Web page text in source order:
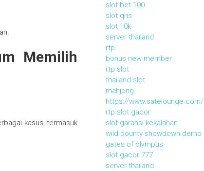
Memilih
kasus, termasuk
slot bet 100
slot qris
slot 10k
server thailand
rtp
bonus new member
rtp slot
thailand slot
mahjong
https://www.satelounge.com/
rtp slot gacor
slot garansi kekalahan
wild bounty showdown demo
gates of olympus
slot gacor 777
server thailand